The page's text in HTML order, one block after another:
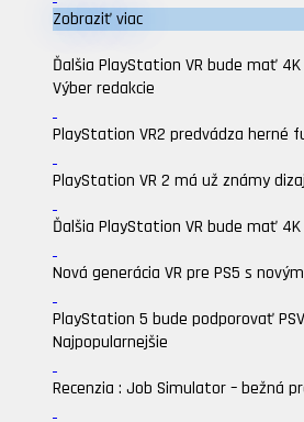
Zobraziť viac
Ďalšia PlayStation VR bude mať
Výber redakcie
PlayStation VR2 predvádza herné
PlayStation VR 2 má už známy
Ďalšia PlayStation VR bude mať
Nová generácia VR pre PS5 s
PlayStation 5 bude podporovať
Najpopularnejšie
Recenzia : Job Simulator – bežná